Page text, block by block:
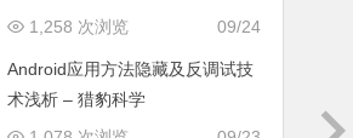
09/24
1,258 次浏览
Android应用方法隐藏及反调试技
术浅析 – 猎豹科学